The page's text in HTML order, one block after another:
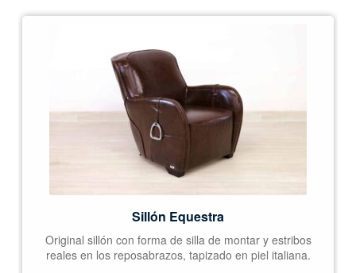
Sillón Equestra
Original sillón con forma de silla de montar y estribos
reales en los reposabrazos, tapizado en piel italiana.